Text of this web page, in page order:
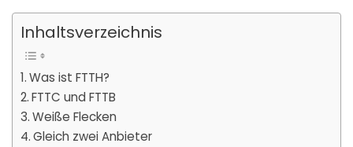
Inhaltsverzeichnis
Was ist FTTH?
FTTC und FTTB
Weiße Flecken
Gleich zwei Anbieter